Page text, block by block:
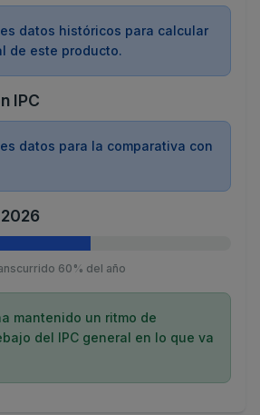
datos históricos para calcular
de este producto.
IPC
datos para la comparativa con
60% del año
mantenido un ritmo de
del IPC general en lo que va